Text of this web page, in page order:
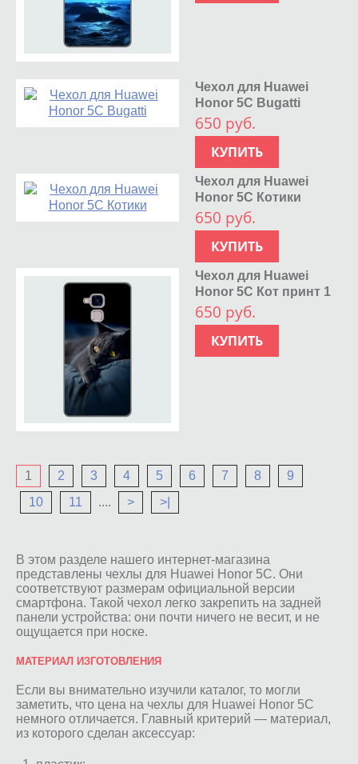
Чехол для Huawei
Honor 5C Bugatti
650 руб.
КУПИТЬ
Чехол для Huawei
Honor 5C Котики
650 руб.
КУПИТЬ
Чехол для Huawei
Honor 5C Кот принт 1
650 руб.
КУПИТЬ
1 2 3 4 5 6 7 8
9
10
11 .... > >|
В этом разделе нашего интернет-магазина
представлены чехлы для Huawei Honor 5C. Они
соответствуют размерам официальной версии
смартфона. Такой чехол легко закрепить на задней
панели устройства: они почти ничего не весит, и не
ощущается при носке.
МАТЕРИАЛ ИЗГОТОВЛЕНИЯ
Если вы внимательно изучили каталог, то могли
заметить, что цена на чехлы для Huawei Honor 5C
немного отличается. Главный критерий — материал,
из которого сделан аксессуар: